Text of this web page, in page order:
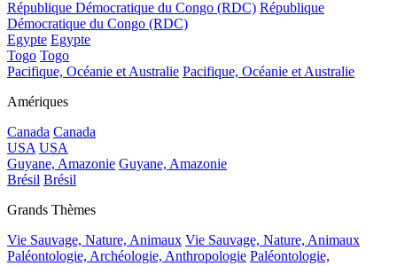
République Démocratique du Congo (RDC) République
Démocratique du Congo (RDC)
Egypte Egypte
Togo Togo
Pacifique, Océanie et Australie Pacifique, Océanie et Australie
Amériques
Canada Canada
USA USA
Guyane, Amazonie Guyane, Amazonie
Brésil Brésil
Grands Thèmes
Vie Sauvage, Nature, Animaux Vie Sauvage, Nature, Animaux
Paléontologie, Archéologie, Anthropologie Paléontologie,